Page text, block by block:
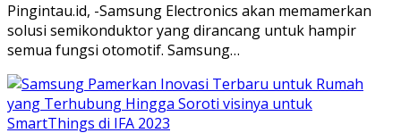
Pingintau.id, -Samsung Electronics akan memamerkan
solusi semikonduktor yang dirancang untuk hampir
semua fungsi otomotif. Samsung…